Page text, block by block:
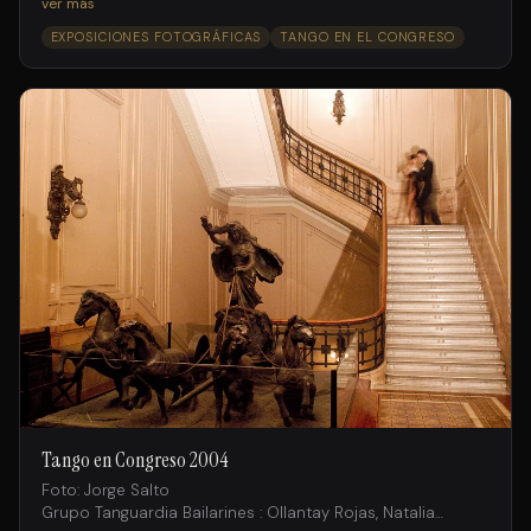
Rosemvasser, Michaela Cortado.
EXPOSICIONES FOTOGRÁFICAS TANGO EN EL CONGRESO
Tango en Congreso 2004
Foto: Jorge Salto
Grupo Tanguardia Bailarines : Ollantay Rojas, Natalia